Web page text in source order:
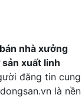
nhà xưởng
xuất linh
đăng tin cung
là nền